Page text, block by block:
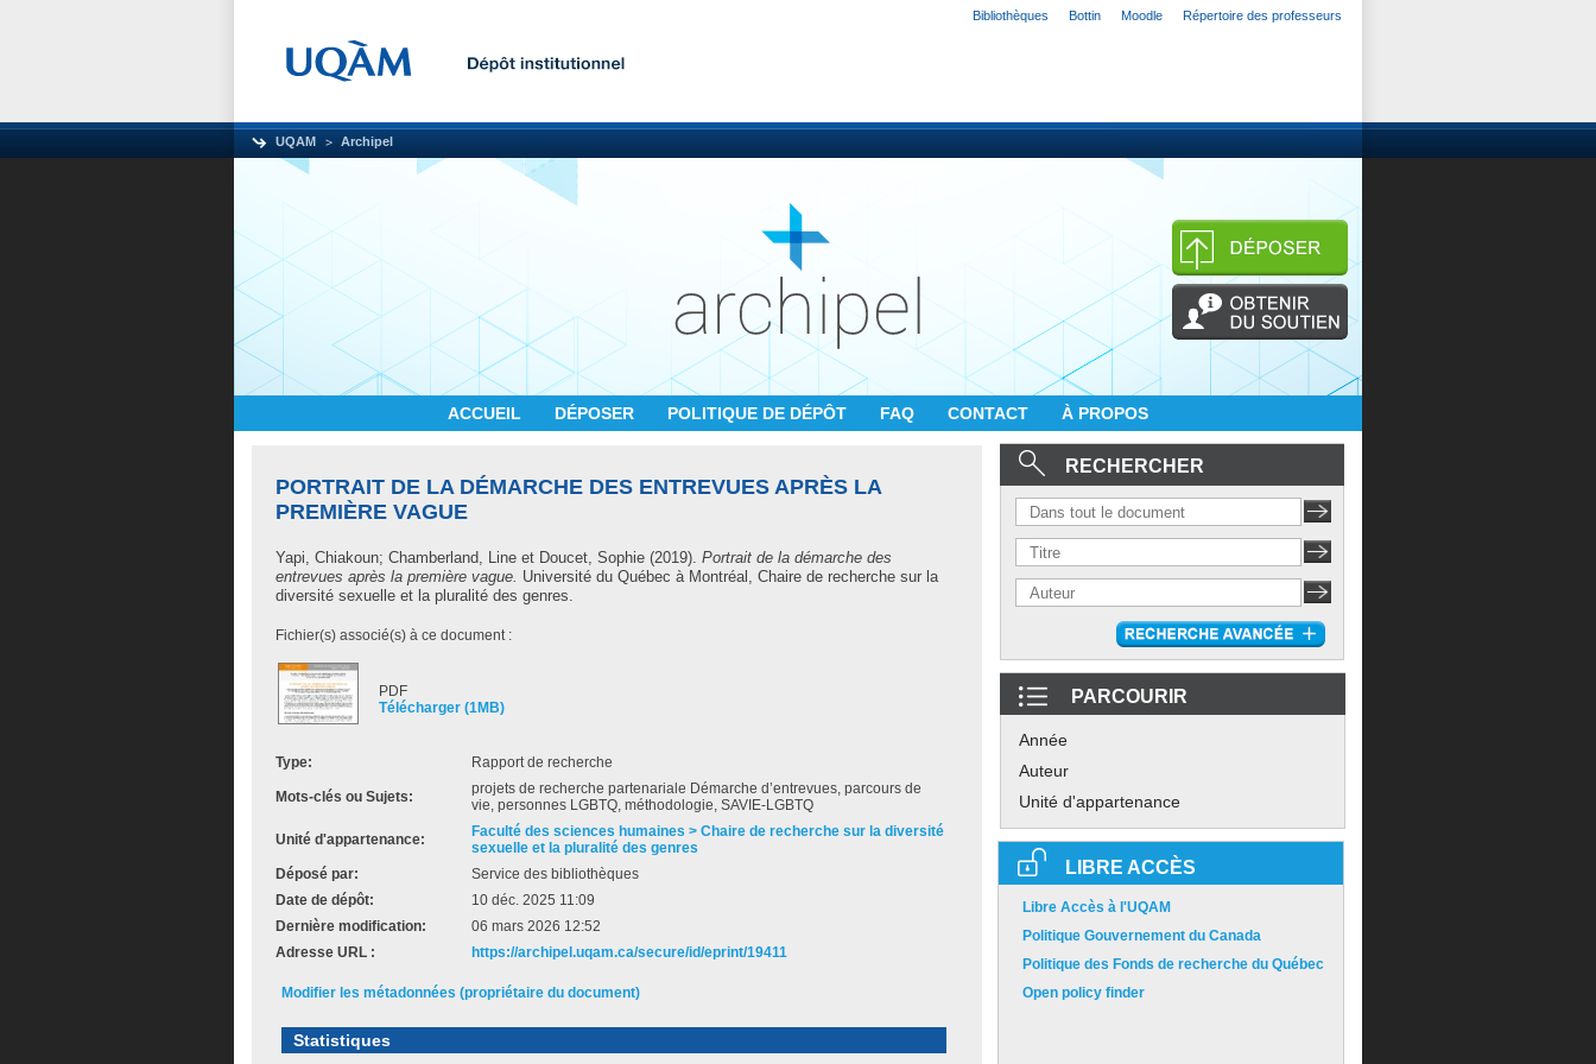
Bibliothèques Bottin Moodle Répertoire des professeurs
UQAM Archipel
ACCUEIL DÉPOSER POLITIQUE DE DÉPÔT FAQ CONTACT À PROPOS
PORTRAIT DE LA DÉMARCHE DES ENTREVUES APRÈS LA
PREMIÈRE VAGUE
Yapi, Chiakoun; Chamberland, Line et Doucet, Sophie (2019). Portrait de la démarche des
entrevues après la première vague. Université du Québec à Montréal, Chaire de recherche sur la
diversité sexuelle et la pluralité des genres.
Fichier(s) associé(s) à ce document :
PDF
Télécharger (1MB)
Type: Rapport de recherche
Mots-clés ou Sujets:
projets de recherche partenariale Démarche d’entrevues, parcours de
vie, personnes LGBTQ, méthodologie, SAVIE-LGBTQ
Unité d'appartenance:
Faculté des sciences humaines > Chaire de recherche sur la diversité
sexuelle et la pluralité des genres
Déposé par:
Service des bibliothèques
Date de dépôt:
10 déc. 2025 11:09
Dernière modification:
06 mars 2026 12:52
Adresse URL :
https://archipel.uqam.ca/secure/id/eprint/19411
Modifier les métadonnées (propriétaire du document)
Statistiques
RECHERCHER
PARCOURIR
Année
Auteur
Unité d'appartenance
LIBRE ACCÈS
Libre Accès à l'UQAM
Politique Gouvernement du Canada
Politique des Fonds de recherche du Québec
Open policy finder